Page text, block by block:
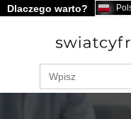
treści
Dlaczego warto?
Search
for: